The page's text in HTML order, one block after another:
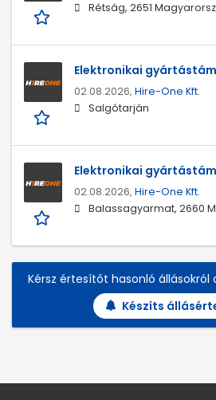
Rétság, 2651
Elektronikai
02.08.2026, Hire-One Kft.
Salgótarján
Elektronikai
02.08.2026, Hire-One Kft.
Balassagyarmat, 2660
Kérsz értesítőt hasonló állásokról
Készíts